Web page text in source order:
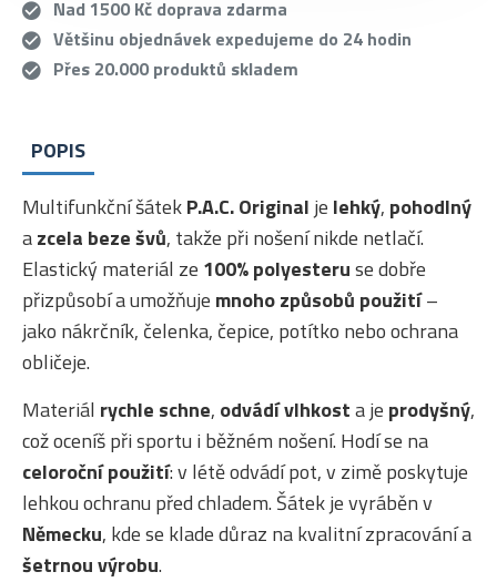
Nad 1500 Kč doprava zdarma
Většinu objednávek expedujeme do 24 hodin
Přes 20.000 produktů skladem
POPIS
Multifunkční šátekP.A.C. Original je lehký, pohodlný
azcela beze švů, takže při nošení nikde netlačí.
Elastický materiál ze 100% polyesteruse dobře
přizpůsobí a umožňuje mnoho způsobů použití–
jako nákrčník, čelenka, čepice, potítko nebo ochrana
obličeje.
Materiál rychle schne, odvádí vlhkosta je prodyšný,
což oceníš při sportu i běžném nošení. Hodí se na
celoroční použití: v létě odvádí pot, v zimě poskytuje
lehkou ochranu před chladem. Šátek je vyráběn v
Německu, kde se klade důraz na kvalitní zpracování a
šetrnou výrobu.